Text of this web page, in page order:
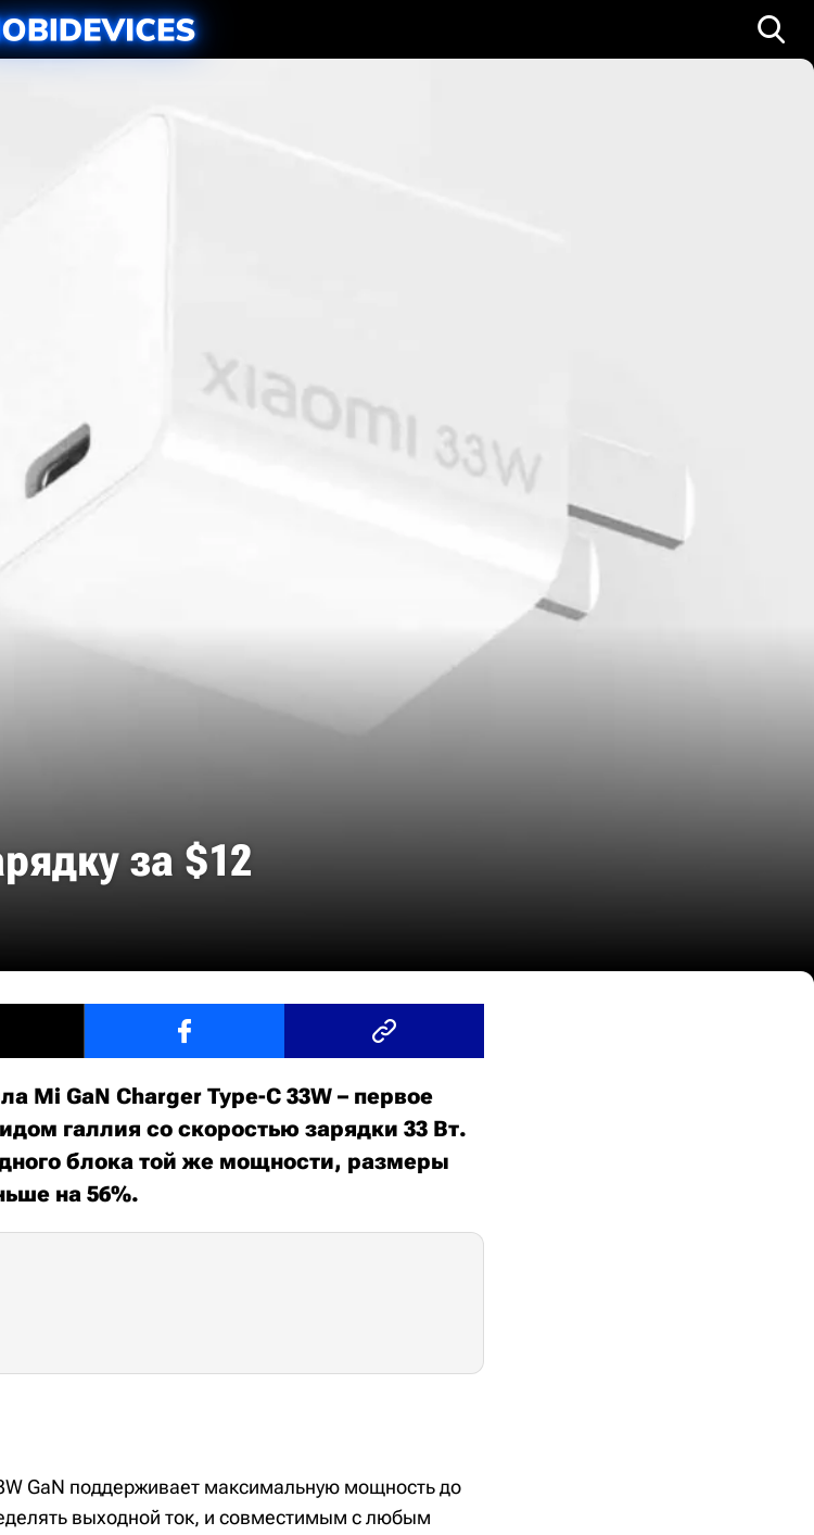
за $12
Mi GaN Charger Type-C 33W – первое
галлия со скоростью зарядки 33 Вт.
блока той же мощности, размеры
на 56%.
GaN поддерживает максимальную мощность до
выходной ток, и совместимым с любым